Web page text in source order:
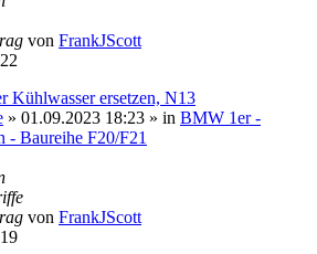
von FrankJScott
Kühlwasser ersetzen, N13
» 01.09.2023 18:23 » in BMW 1er -
- Baureihe F20/F21
von FrankJScott